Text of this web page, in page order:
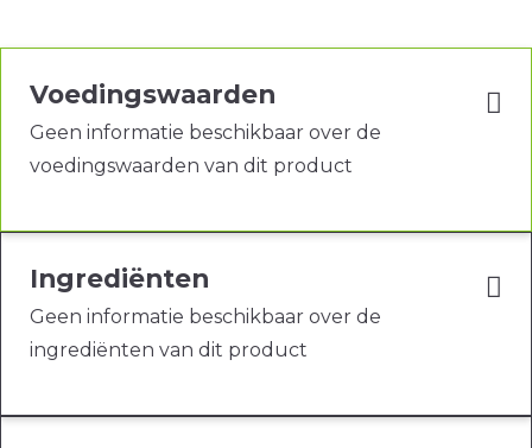
Voedingswaarden
Geen informatie beschikbaar over de
voedingswaarden van dit product
Ingrediënten
Geen informatie beschikbaar over de
ingrediënten van dit product